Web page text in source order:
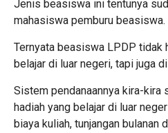
Jenis beasiswa ini tentunya
mahasiswa pemburu beasiswa.
Ternyata beasiswa LPDP tidak
belajar di luar negeri, tapi juga
Sistem pendanaannya kira-kira
hadiah yang belajar di luar
biaya kuliah, tunjangan bulanan